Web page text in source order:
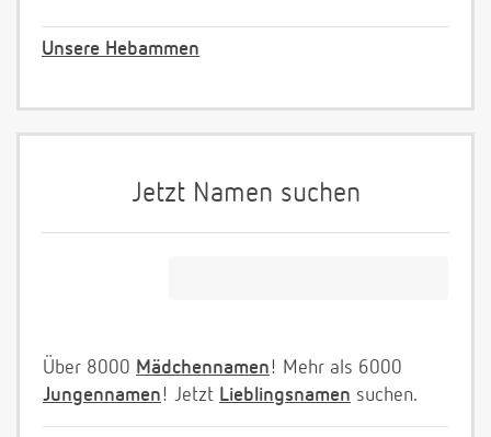
Unsere Hebammen
Jetzt Namen suchen
Über 8000 Mädchennamen! Mehr als 6000
Jungennamen! Jetzt Lieblingsnamen suchen.